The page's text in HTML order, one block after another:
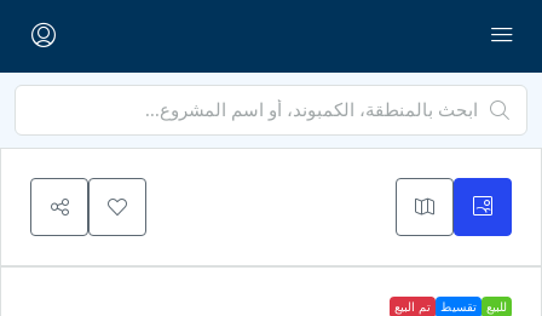
للبيع تقسيط تم البيع